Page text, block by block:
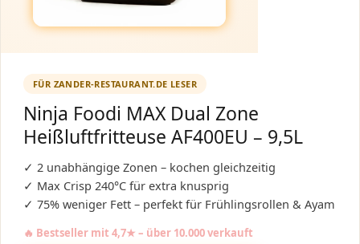
FÜR ZANDER-RESTAURANT.DE LESER
Ninja Foodi MAX Dual Zone
Heißluftfritteuse AF400EU – 9,5L
✓ 2 unabhängige Zonen – kochen gleichzeitig
✓ Max Crisp 240°C für extra knusprig
✓ 75% weniger Fett – perfekt für Frühlingsrollen & Ayam
🔥 Bestseller mit 4,7★ – über 10.000 verkauft